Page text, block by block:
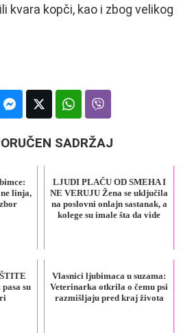
kvara kopči, kao i zbog velikog
SADRŽAJ
linja,
LJUDI PLAČU OD SMEHA I
NE VERUJU Žena se uključila
na poslovni onlajn sastanak, a
kolege su imale šta da vide
su
Vlasnici ljubimaca u suzama:
Veterinarka otkrila o čemu psi
razmišljaju pred kraj života